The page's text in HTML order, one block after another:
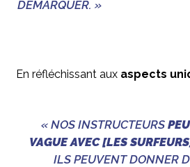
DÉMARQUER. »
En réfléchissant aux aspects
« NOS INSTRUCTEURS
VAGUE AVEC [LES
ILS PEUVENT DONNER